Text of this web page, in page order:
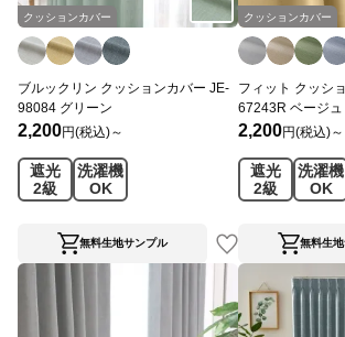
クッションカバー
ブルックリン クッションカバー JE-
98084 グリーン
2,200円(税込)～
遮光
2級
洗濯機
OK
無料生地サンプル
クッションカバー
フィット クッシ
67243R ベージュ
2,200円(税込)～
遮光
2級
洗濯機
OK
無料生